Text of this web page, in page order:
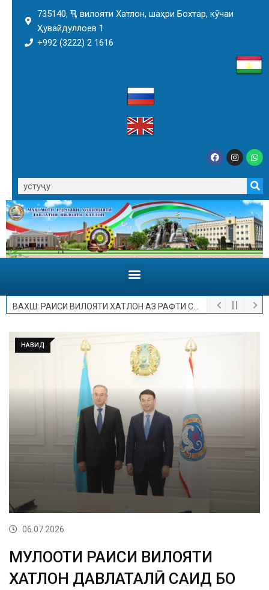
735140, ҶТ, вилояти Хатлон, шаҳри Бохтар, кӯчаи
Ҳувайдуллоев 1
+992 (3222) 2 1616
НАВИД
06.07.2026
МУЛОҚОТИ РАИСИ ВИЛОЯТИ
ХАТЛОН ДАВЛАТАЛӢ САИД БО